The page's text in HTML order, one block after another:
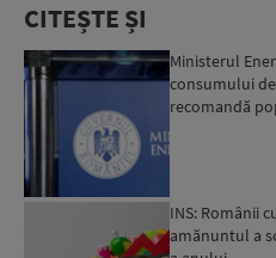
CITEȘTE ȘI
Ministerul
consumului
recomandă
INS: Românii
amănuntul a